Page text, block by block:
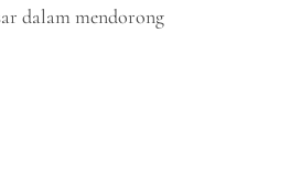
dalam mendorong